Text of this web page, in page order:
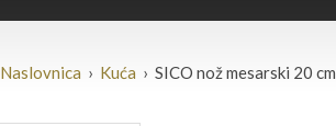
Naslovnica › Kuća › SICO nož mesarski 20 cm